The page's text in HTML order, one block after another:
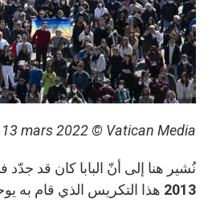
mars 2022 © Vatican Media